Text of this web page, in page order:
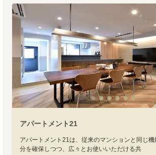
アパートメント21
アパートメント21は、従来のマンションと同じ
分を確保しつつ、広々とお使いいただける共